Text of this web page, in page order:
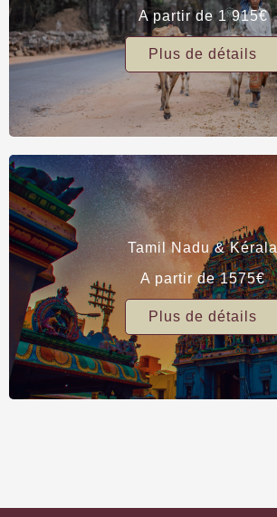
A partir de 1 915€
Plus de détails
Tamil Nadu & Kérala
A partir de 1575€
Plus de détails